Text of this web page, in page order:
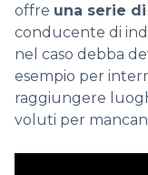
offre una serie
conducente di
nel caso debba
esempio per
raggiungere
voluti per